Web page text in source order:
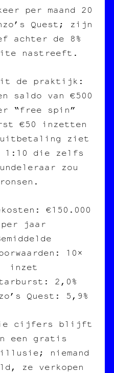
per maand 20
Quest; zijn
achter de 8%
nastreeft.
de praktijk:
saldo van €500
“free spin”
€50 inzetten
ziet
1:10 die zelfs
zou
€150.000
per jaar
10×
inzet
2,0%
Quest: 5,9%
cijfers blijft
een gratis
illusie; niemand
ze verkopen